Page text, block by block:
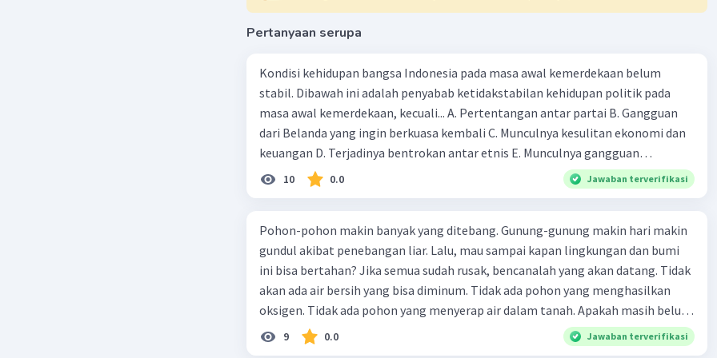
Pertanyaan serupa
Kondisi kehidupan bangsa Indonesia pada masa awal kemerdekaan belum
stabil. Dibawah ini adalah penyabab ketidakstabilan kehidupan politik pada
masa awal kemerdekaan, kecuali... A. Pertentangan antar partai B. Gangguan
dari Belanda yang ingin berkuasa kembali C. Munculnya kesulitan ekonomi dan
keuangan D. Terjadinya bentrokan antar etnis E. Munculnya gangguan
keamanan dalam negeri 2. Pada tanggal 3 November 1945 diterbitkan
maklumat pemerintah mengenai pendirian partai partai politik. Sebelum
merencanakan satu partai tunggal yaitu... A. Masyumi D. PNI B. PKI E. NU C. PSI
3. Terbentuknya Kabinet Sjahrir tanggal 14 November 1945 merupakan suatu
bentuk penyelewengan pertama pemerintah RI terhadap UUD 1945. Sejak
tanggal 14 November 1945 Indonesia menganut sistem pemerintahan... A.
Presidensial B. Liberalisme C. Parlementer D. Terpimpin E. Aristokrasi 4.
Berdirinya partai partai politik telah mendorong Sutan Sjahrir yang berasal dari
10 0.0 Jawaban terverifikasi
Pohon-pohon makin banyak yang ditebang. Gunung-gunung makin hari makin
gundul akibat penebangan liar. Lalu, mau sampai kapan lingkungan dan bumi
ini bisa bertahan? Jika semua sudah rusak, bencanalah yang akan datang. Tidak
akan ada air bersih yang bisa diminum. Tidak ada pohon yang menghasilkan
oksigen. Tidak ada pohon yang menyerap air dalam tanah. Apakah masih belum
cukup ulah kita pada lingkungan ini? Oleh karena itu, kita semua harus bersatu
dan bergerak untuk lebih mencintai lingkungan. Kita harus bisa menjaga satu-
9 0.0 Jawaban terverifikasi